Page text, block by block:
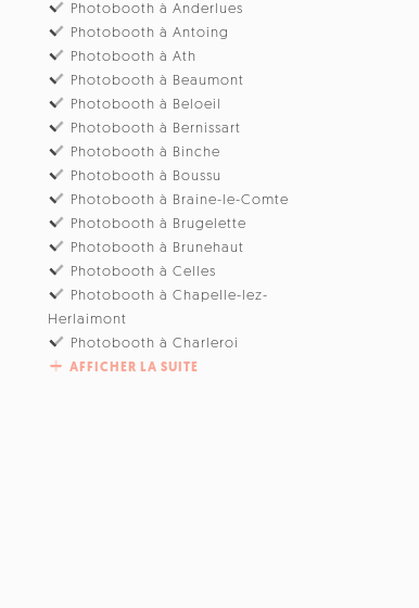
Photobooth à Anderlues
Photobooth à Antoing
Photobooth à Ath
Photobooth à Beaumont
Photobooth à Beloeil
Photobooth à Bernissart
Photobooth à Binche
Photobooth à Boussu
Photobooth à Braine-le-Comte
Photobooth à Brugelette
Photobooth à Brunehaut
Photobooth à Celles
Photobooth à Chapelle-lez-
Herlaimont
Photobooth à Charleroi
AFFICHER LA SUITE